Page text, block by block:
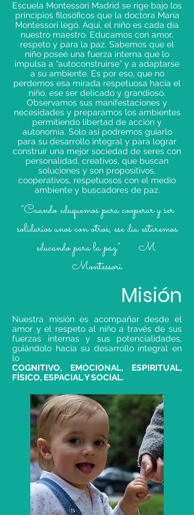
Escuela Montessori Madrid se rige bajo los
principios filosóficos que la doctora María
Montessori legó. Aquí, el niño es cada día
nuestro maestro. Educamos con amor,
respeto y para la paz. Sabemos que el
niño poseé una fuerza interna que lo
impulsa a “autoconstruirse” y a adaptarse
a su ambiente. Es por eso, que no
perdemos esa mirada respetuosa hacia el
niño, ese ser delicado y grandioso.
Observamos sus manifestaciones y
necesidades y preparamos los ambientes
permitiendo libertad de acción y
autonomía. Solo así podremos guiarlo
para su desarrollo integral y para lograr
construir una mejor sociedad de seres con
personalidad, creativos, que buscan
soluciones y son propositivos,
cooperativos, respetuosos con el medio
ambiente y buscadores de paz.
”Cuando eduquemos para cooperar y ser
solidarios unos con otros, ese día estaremos
educando para la paz” M.
Montessori
Misión
Nuestra misión es acompañar desde el
amor y el respeto al niño a través de sus
fuerzas internas y sus potencialidades,
guiándolo hacia su desarrollo integral en
lo
COGNITIVO, EMOCIONAL, ESPIRITUAL,
FÍSICO, ESPACIAL Y SOCIAL.